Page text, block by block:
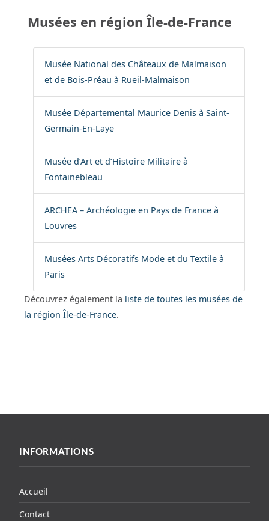
Musées en région Île-de-France
Musée National des Châteaux de Malmaison
et de Bois-Préau à Rueil-Malmaison
Musée Départemental Maurice Denis à Saint-
Germain-En-Laye
Musée d’Art et d’Histoire Militaire à
Fontainebleau
ARCHEA – Archéologie en Pays de France à
Louvres
Musées Arts Décoratifs Mode et du Textile à
Paris
Découvrez également la liste de toutes les musées de
la région Île-de-France.
INFORMATIONS
Accueil
Contact